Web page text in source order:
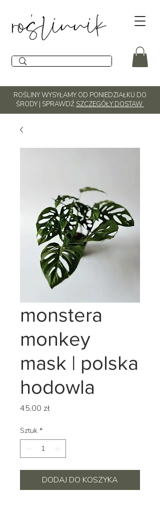
ROŚLINY WYSYŁAMY OD PONIEDZIAŁKU DO
ŚRODY | SPRAWDŹ SZCZEGÓŁY DOSTAW
monstera
monkey
mask | polska
hodowla
45,00 złCena
Sztuk *
DODAJ DO KOSZYKA